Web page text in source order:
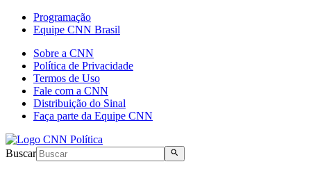
Programação
Equipe CNN Brasil
Sobre a CNN
Política de Privacidade
Termos de Uso
Fale com a CNN
Distribuição do Sinal
Faça parte da Equipe CNN
Buscar